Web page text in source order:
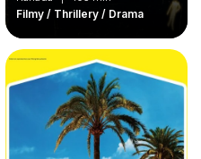
Filmy / Thrillery / Drama